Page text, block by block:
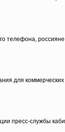
для
пресс-службы